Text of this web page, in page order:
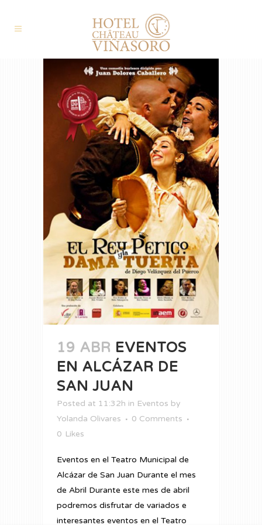
19 ABR EVENTOS
EN ALCÁZAR DE
SAN JUAN
Posted at 11:32h in Eventos by
Yolanda Olivares
0 Comments
0 Likes
Eventos en el Teatro Municipal de
Alcázar de San Juan Durante el mes
de Abril Durante este mes de abril
podremos disfrutar de variados e
interesantes eventos en el Teatro